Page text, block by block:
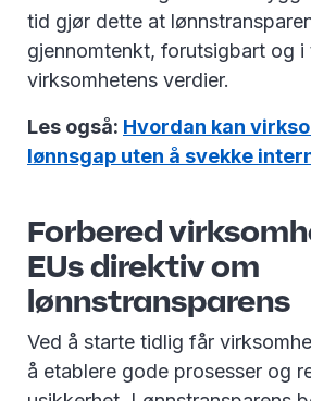
tid gjør dette at
gjennomtenkt, forutsigbart og i
virksomhetens verdier.
Les også: Hvordan kan
lønnsgap uten å svekke
Forbered
EUs direktiv om
lønnstransparens
Ved å starte tidlig får
å etablere gode prosesser og